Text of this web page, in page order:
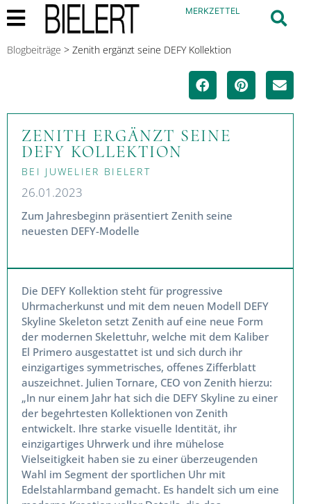
MERKZETTEL
Blogbeiträge > Zenith ergänzt seine DEFY Kollektion
ZENITH ERGÄNZT SEINE
DEFY KOLLEKTION
BEI JUWELIER BIELERT
26.01.2023
Zum Jahresbeginn präsentiert Zenith seine
neuesten DEFY-Modelle
Die DEFY Kollektion steht für progressive
Uhrmacherkunst und mit dem neuen Modell DEFY
Skyline Skeleton setzt Zenith auf eine neue Form
der modernen Skelettuhr, welche mit dem Kaliber
El Primero ausgestattet ist und sich durch ihr
einzigartiges symmetrisches, offenes Zifferblatt
auszeichnet. Julien Tornare, CEO von Zenith hierzu:
„In nur einem Jahr hat sich die DEFY Skyline zu einer
der begehrtesten Kollektionen von Zenith
entwickelt. Ihre starke visuelle Identität, ihr
einzigartiges Uhrwerk und ihre mühelose
Vielseitigkeit haben sie zu einer überzeugenden
Wahl im Segment der sportlichen Uhr mit
Edelstahlarmband gemacht. Es handelt sich um eine